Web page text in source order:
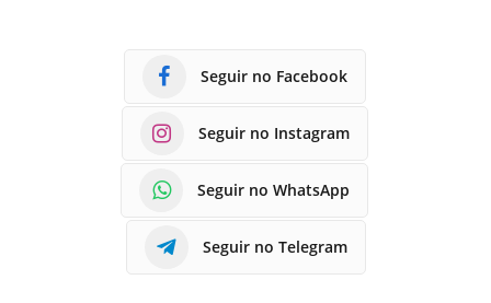
Seguir no Facebook
Seguir no Instagram
Seguir no WhatsApp
Seguir no Telegram